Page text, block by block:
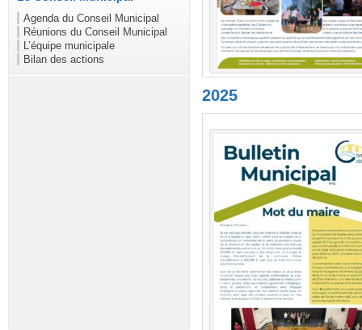
Agenda du Conseil Municipal
Réunions du Conseil Municipal
L’équipe municipale
Bilan des actions
2025